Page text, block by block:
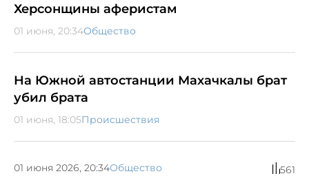
Херсонщины аферистам
01 июня, 20:34Общество
На Южной автостанции Махачкалы брат
убил брата
01 июня, 18:05Происшествия
01 июня 2026, 20:34Общество 561